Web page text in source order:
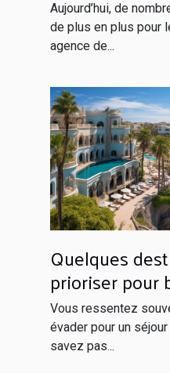
Aujourd’hui, de
de plus en plus pour
agence de...
Quelques
prioriser pour
séjour
Vous ressentez
évader pour un
savez pas...